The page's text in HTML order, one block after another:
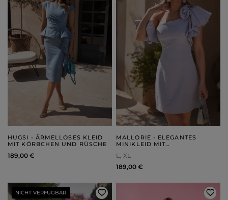
HUGSI - ÄRMELLOSES KLEID
MIT KÖRBCHEN UND RÜSCHE
189,00 €
MALLORIE - ELEGANTES
MINIKLEID MIT
AUSSCHNITT UND SILBERNEN
STRASSSTEINEN
L
XL
189,00 €
NICHT VERFÜGBAR